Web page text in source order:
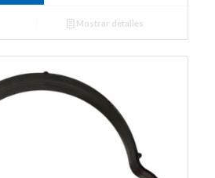
Mostrar detalles